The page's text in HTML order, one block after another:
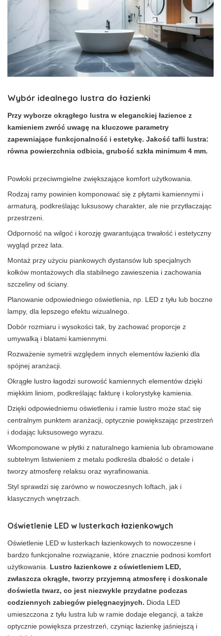
Wybór idealnego lustra do łazienki
Przy wyborze okrągłego lustra w eleganckiej łazience z
kamieniem zwróć uwagę na kluczowe parametry
zapewniające funkcjonalność i estetykę. Jakość tafli lustra:
równa powierzchnia odbicia, grubość szkła minimum 4 mm.
Powłoki przeciwmgielne zwiększające komfort użytkowania.
Rodzaj ramy powinien komponować się z płytami kamiennymi i
armaturą, podkreślając luksusowy charakter, ale nie przytłaczając
przestrzeni.
Odporność na wilgoć i korozję gwarantująca trwałość i estetyczny
wygląd przez lata.
Montaż przy użyciu piankowych dystansów lub specjalnych
kołków montażowych dla stabilnego zawieszenia i zachowania
szczeliny od ściany.
Planowanie odpowiedniego oświetlenia, np. LED z tyłu lub boczne
lampy, dla lepszego efektu wizualnego.
Dobór rozmiaru i wysokości tak, by zachować proporcje z
umywalką i blatami kamiennymi.
Rozważenie symetrii względem innych elementów łazienki dla
spójnej aranżacji.
Okrągłe lustro łagodzi surowość kamiennych elementów dzięki
miękkim liniom, podkreślając fakturę i kolorystykę kamienia.
Dzięki odpowiedniemu oświetleniu i ramie lustro może stać się
centralnym punktem aranżacji, optycznie powiększając przestrzeń
i dodając luksusowego wyrazu.
Wkomponowane w płytki z naturalnego kamienia lub obramowane
subtelnym listwieniem z metalu podkreśla dbałość o detale i
tworzy atmosferę relaksu oraz wyrafinowania.
Styl sprawdzi się zarówno w nowoczesnych loftach, jak i
klasycznych wnętrzach.
Oświetlenie LED w lusterkach łazienkowych
Oświetlenie LED w lusterkach łazienkowych to nowoczesne i
bardzo funkcjonalne rozwiązanie, które znacznie podnosi komfort
użytkowania. Lustro łazienkowe z oświetleniem LED,
zwłaszcza okrągłe, tworzy przyjemną atmosferę i doskonale
doświetla twarz, co jest niezwykle przydatne podczas
codziennych zabiegów pielęgnacyjnych. Dioda LED
umieszczona z tyłu lustra lub w ramie dodaje elegancji, a także
optycznie powiększa przestrzeń, czyniąc łazienkę jaśniejszą i